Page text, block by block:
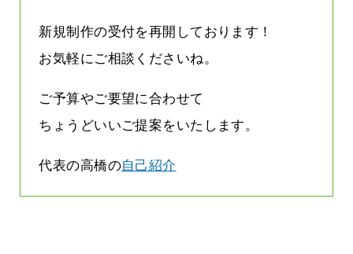
新規制作の受付を再開しております！
お気軽にご相談くださいね。
ご予算やご要望に合わせて
ちょうどいいご提案をいたします。
代表の高橋の自己紹介